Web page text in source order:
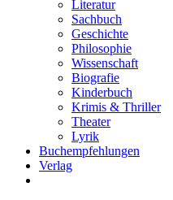
Literatur
Sachbuch
Geschichte
Philosophie
Wissenschaft
Biografie
Kinderbuch
Krimis & Thriller
Theater
Lyrik
Buchempfehlungen
Verlag